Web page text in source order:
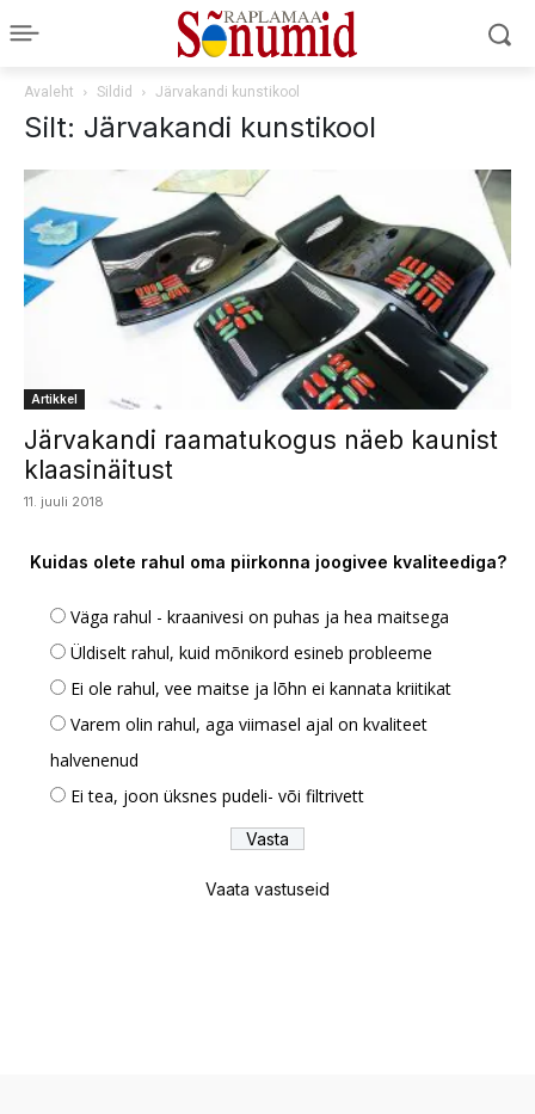
Avaleht Sildid Järvakandi kunstikool
Silt: Järvakandi kunstikool
Artikkel
Järvakandi raamatukogus näeb kaunist
klaasinäitust
11. juuli 2018
Kuidas olete rahul oma piirkonna joogivee kvaliteediga?
Väga rahul - kraanivesi on puhas ja hea maitsega
Üldiselt rahul, kuid mõnikord esineb probleeme
Ei ole rahul, vee maitse ja lõhn ei kannata kriitikat
Varem olin rahul, aga viimasel ajal on kvaliteet
halvenenud
Ei tea, joon üksnes pudeli- või filtrivett
Vaata vastuseid